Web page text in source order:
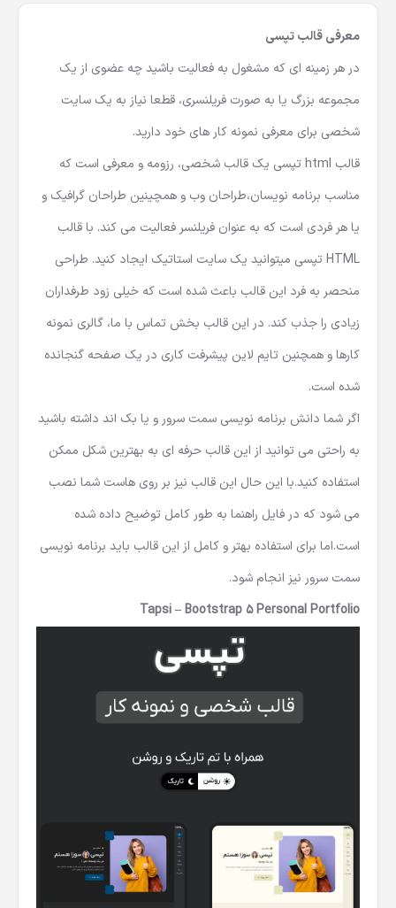
معرفی قالب تپسی
در هر زمینه ای که مشغول به فعالیت باشید چه عضوی از یک
مجموعه بزرگ یا به صورت فریلنسری، قطعا نیاز به یک سایت
شخصی برای معرفی نمونه کار های خود دارید.
قالب html تپسی یک قالب شخصی، رزومه و معرفی است که
مناسب برنامه نویسان،طراحان وب و همچینین طراحان گرافیک و
یا هر فردی است که به عنوان فریلنسر فعالیت می کند. باقالب
HTMLتپسی میتوانید یک سایت استاتیک ایجاد کنید. طراحی
منحصر به فرد این قالب باعث شده است که خیلی زود طرفداران
زیادی را جذب کند. در این قالب بخش تماس با ما، گالری نمونه
کارها و همچنین تایم لاین پیشرفت کاری در یک صفحه گنجانده
شده است.
اگر شما دانش برنامه نویسی سمت سرور و یا بک اند داشته باشید
به راحتی می توانید از این قالب حرفه ای به بهترین شکل ممکن
استفاده کنید.با این حال این قالب نیز بر روی هاست شما نصب
می شود که در فایل راهنما به طور کامل توضیح داده شده
است.اما برای استفاده بهتر و کامل از این قالب باید برنامه نویسی
سمت سرور نیز انجام شود.
Tapsi – Bootstrap 5 Personal Portfolio